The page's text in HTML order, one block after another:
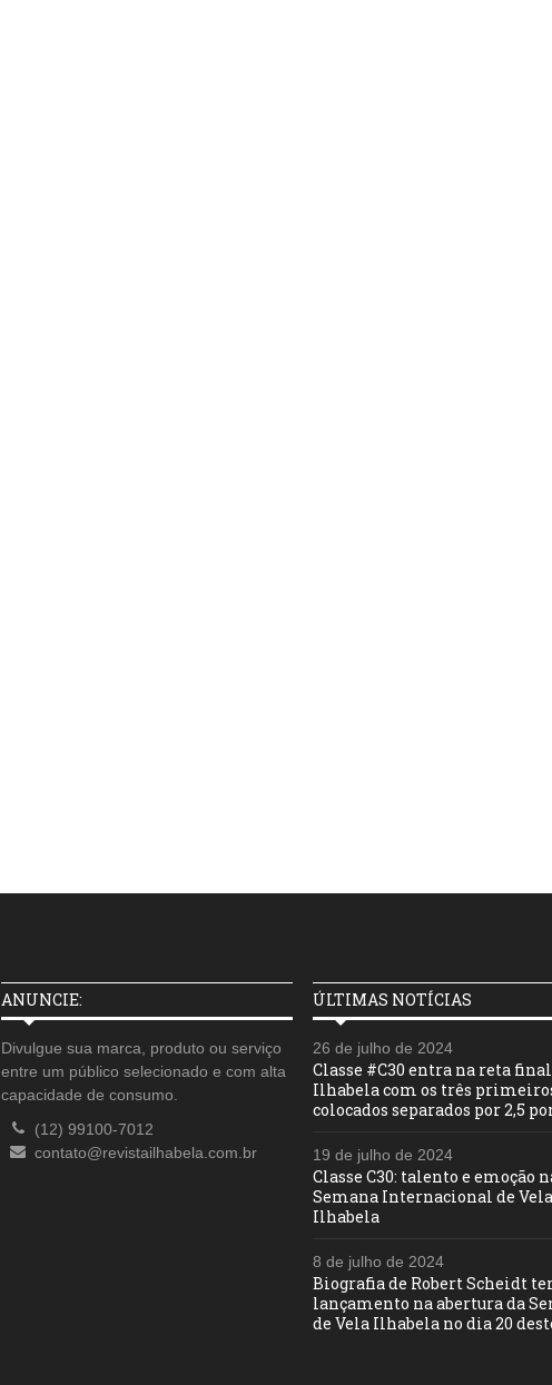
ANUNCIE:
Divulgue sua marca, produto ou serviço
entre um público selecionado e com alta
capacidade de consumo.
(12) 99100-7012
contato@revistailhabela.com.br
ÚLTIMAS NOTÍCIAS
26 de julho de 2024
Classe #C30 entra na reta
Ilhabela com os três
colocados separados por 2,5
19 de julho de 2024
Classe C30: talento e emoção
Semana Internacional de
Ilhabela
8 de julho de 2024
Biografia de Robert Scheidt
lançamento na abertura da
de Vela Ilhabela no dia 20